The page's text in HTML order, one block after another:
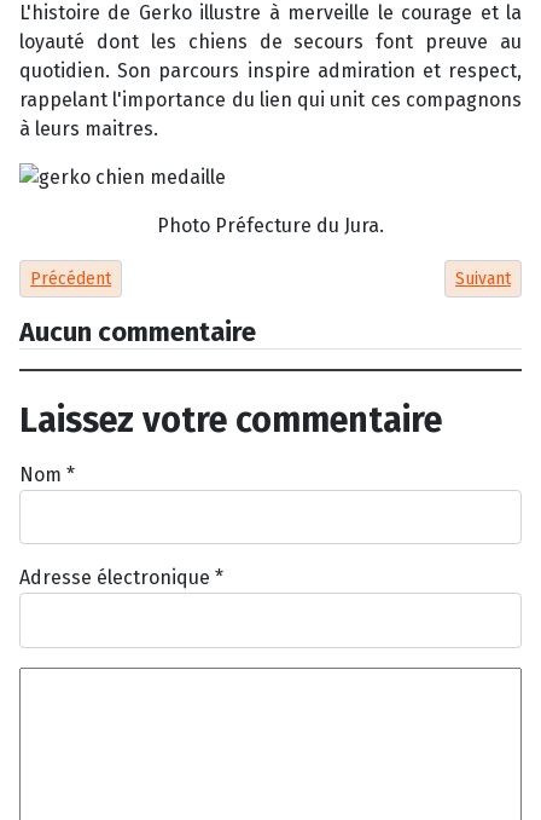
L'histoire de Gerko illustre à merveille le courage et la
loyauté dont les chiens de secours font preuve au
quotidien. Son parcours inspire admiration et respect,
rappelant l'importance du lien qui unit ces compagnons
à leurs maitres.
Photo Préfecture du Jura.
Article précédent : Quelle est la chose la plus difficile quand on
Précédent Article
Suivant
Aucun commentaire
Laissez votre commentaire
Nom *
Adresse électronique *